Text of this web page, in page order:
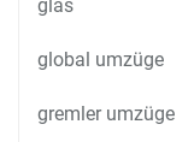
glas
global umzüge
gremler umzüge